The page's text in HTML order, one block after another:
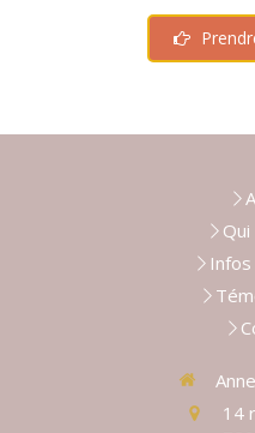
14